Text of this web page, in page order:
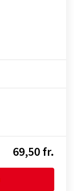
69,50 fr.